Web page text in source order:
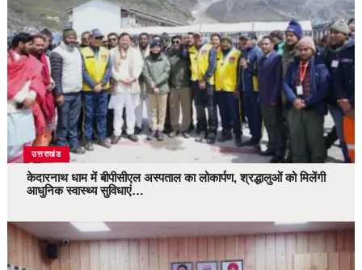
उत्तराखंड
केदारनाथ धाम में बीपीसीएल अस्पताल का लोकार्पण, श्रद्धालुओं को मिलेंगी
आधुनिक स्वास्थ्य सुविधाएं…